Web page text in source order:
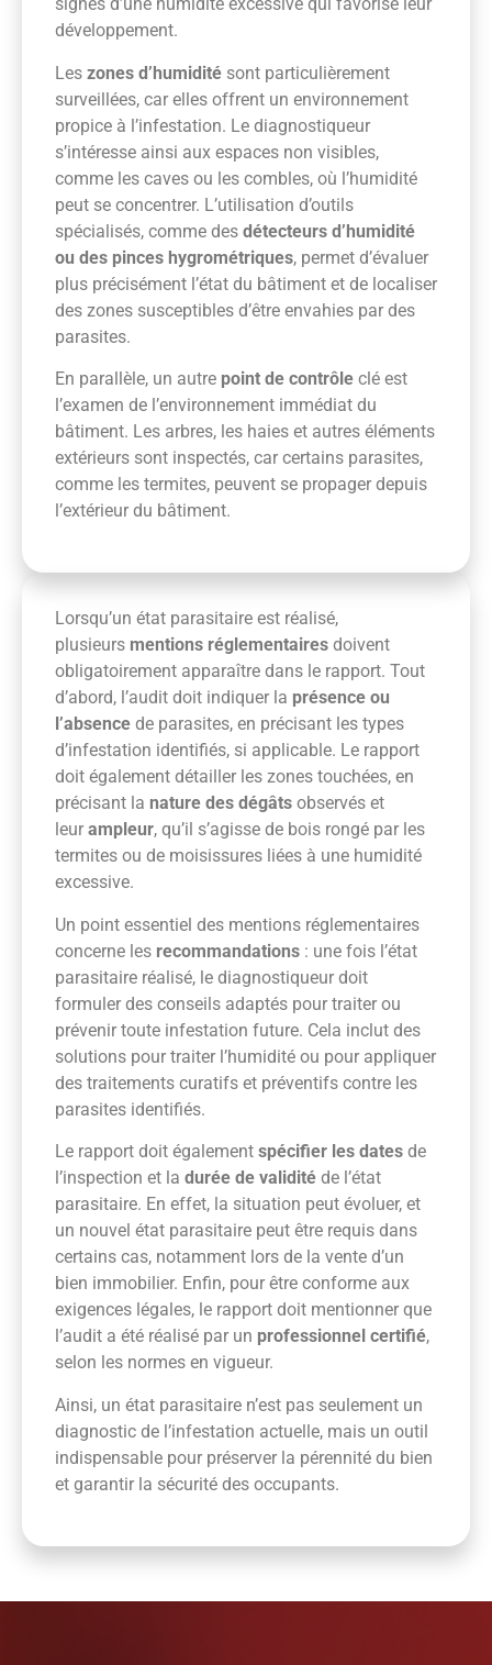
développement.
Les zones d’humidité sont particulièrement
surveillées, car elles offrent un environnement
propice à l’infestation. Le diagnostiqueur
s’intéresse ainsi aux espaces non visibles,
comme les caves ou les combles, où l’humidité
peut se concentrer. L’utilisation d’outils
spécialisés, comme des détecteurs d’humidité
ou des pinces hygrométriques, permet d’évaluer
plus précisément l’état du bâtiment et de localiser
des zones susceptibles d’être envahies par des
parasites.
En parallèle, un autre point de contrôle clé est
l’examen de l’environnement immédiat du
bâtiment. Les arbres, les haies et autres éléments
extérieurs sont inspectés, car certains parasites,
comme les termites, peuvent se propager depuis
l’extérieur du bâtiment.
Lorsqu’un état parasitaire est réalisé,
plusieurs mentions réglementaires doivent
obligatoirement apparaître dans le rapport. Tout
d’abord, l’audit doit indiquer la présence ou
l’absence de parasites, en précisant les types
d’infestation identifiés, si applicable. Le rapport
doit également détailler les zones touchées, en
précisant la nature des dégâts observés et
leur ampleur, qu’il s’agisse de bois rongé par les
termites ou de moisissures liées à une humidité
excessive.
Un point essentiel des mentions réglementaires
concerne les recommandations : une fois l’état
parasitaire réalisé, le diagnostiqueur doit
formuler des conseils adaptés pour traiter ou
prévenir toute infestation future. Cela inclut des
solutions pour traiter l’humidité ou pour appliquer
des traitements curatifs et préventifs contre les
parasites identifiés.
Le rapport doit également spécifier les dates de
l’inspection et la durée de validité de l’état
parasitaire. En effet, la situation peut évoluer, et
un nouvel état parasitaire peut être requis dans
certains cas, notamment lors de la vente d’un
bien immobilier. Enfin, pour être conforme aux
exigences légales, le rapport doit mentionner que
l’audit a été réalisé par un professionnel certifié,
selon les normes en vigueur.
Ainsi, un état parasitaire n’est pas seulement un
diagnostic de l’infestation actuelle, mais un outil
indispensable pour préserver la pérennité du bien
et garantir la sécurité des occupants.